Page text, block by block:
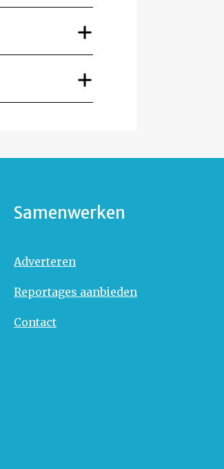
Samenwerken
Adverteren
Reportages aanbieden
Contact